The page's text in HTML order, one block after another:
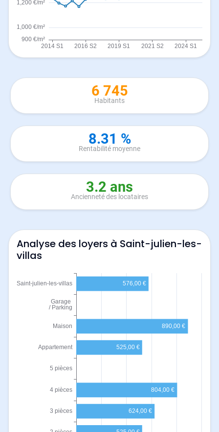
6 745
Habitants
8.31 %
Rentabilité moyenne
3.2 ans
Ancienneté des locataires
Analyse des loyers à Saint-julien-les-
villas